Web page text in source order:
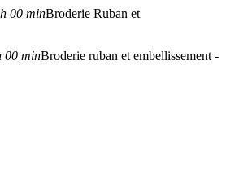
00 minBroderie Ruban et
00 minBroderie ruban et embellissement -